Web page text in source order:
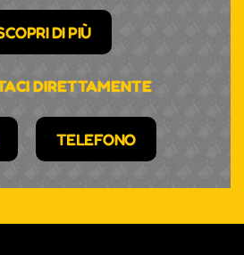
DI PIÙ
DIRETTAMENTE
TELEFONO